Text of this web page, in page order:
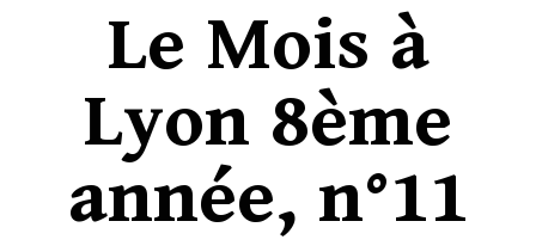
Le Mois à
Lyon 8ème
année, n°11